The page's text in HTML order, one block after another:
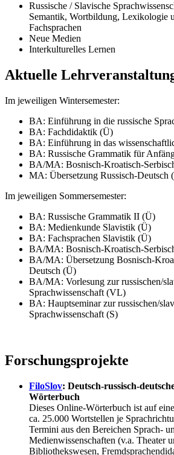
Russische / Slavische
Semantik, Wortbildung, Lexikologie
Fachsprachen
Neue Medien
Interkulturelles Lernen
Aktuelle
Im jeweiligen Wintersemester:
BA: Einführung in die russische
BA: Fachdidaktik (Ü)
BA: Einführung in das
BA: Russische Grammatik für
BA/MA: Bosnisch-Kroatisch-
MA: Übersetzung Russisch-Deutsch
Im jeweiligen Sommersemester:
BA: Russische Grammatik II (Ü)
BA: Medienkunde Slavistik (Ü)
BA: Fachsprachen Slavistik (Ü)
BA/MA: Bosnisch-Kroatisch-
BA/MA: Übersetzung Bosnisch-
Deutsch (Ü)
BA/MA: Vorlesung zur russischen/
Sprachwissenschaft (VL)
BA: Hauptseminar zur russischen/
Sprachwissenschaft (S)
Forschungsprojekte
FiloSlov: Deutsch-russisch-
Wörterbuch
Dieses Online-Wörterbuch ist auf
ca. 25.000 Wortstellen je
Termini aus den Bereichen Sprach-
Medienwissenschaften (v.a. Theater
Bibliothekswesen,